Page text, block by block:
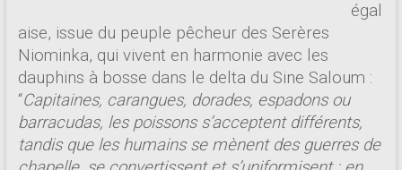
égal
aise, issue du peuple pêcheur des Serères
Niominka, qui vivent en harmonie avec les
dauphins à bosse dans le delta du Sine Saloum :
“Capitaines, carangues, dorades, espadons ou
barracudas, les poissons s’acceptent différents,
tandis que les humains se mènent des guerres de